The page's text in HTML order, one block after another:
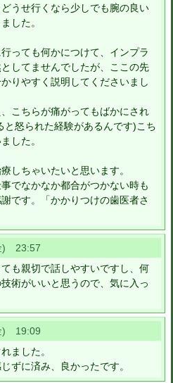
うせ行くなら少しでも腕の良い
した。
っても何かにつけて、インプラ
してませんでしたが、ここの先
りやすく説明してくださいまし
こちらが痛がってもばかにされ
怒られた経験があるんです)こち
した。
しちゃいたいと思います。
でなかなか都合がつかない時も
です。「かかりつけの歯医者さ
) 23:57
も親切で話しやすいですし、何
術がいいと思うので、気に入っ
) 19:09
ました。
ずに済み、良かったです。